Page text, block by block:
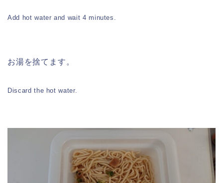
Add hot water and wait 4 minutes.
お湯を捨てます。
Discard the hot water.